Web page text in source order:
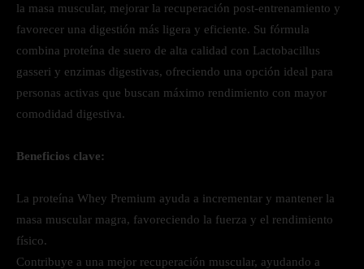
la masa muscular, mejorar la recuperación post-entrenamiento y
favorecer una digestión más ligera y eficiente. Su fórmula
combina proteína de suero de alta calidad con Lactobacillus
gasseri y enzimas digestivas, ofreciendo una opción ideal para
personas activas que buscan máximo rendimiento con mayor
comodidad digestiva.
Beneficios clave:
La proteína Whey Premium ayuda a incrementar y mantener la
masa muscular magra, favoreciendo la fuerza y el rendimiento
físico.
Contribuye a una mejor recuperación muscular, ayudando a